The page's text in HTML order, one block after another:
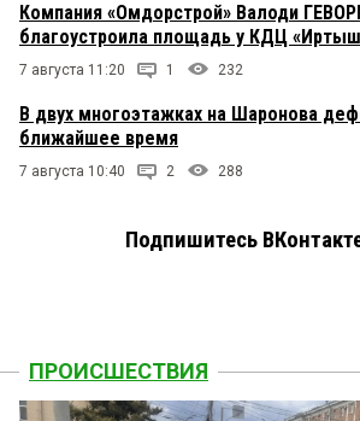
Компания «Омдорстрой» Валоди
благоустроила площадь у КДЦ
7 августа 11:20 1 232
В двух многоэтажках на Шаронова
ближайшее время
7 августа 10:40 2 288
Подпишитесь
ПРОИСШЕСТВИЯ